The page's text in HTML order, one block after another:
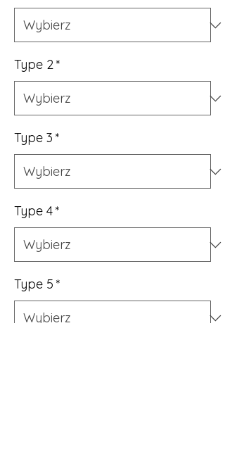
Type 2*
Type 3 *
Type 4*
Type 5 *